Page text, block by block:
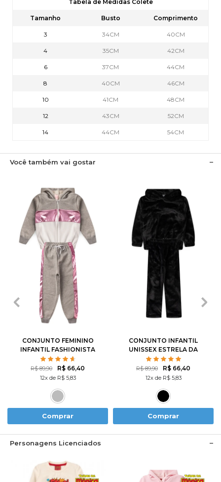
Tabela de Medidas Colete
Tamanho Busto Comprimento
3 34CM 40CM
4 35CM 42CM
6 37CM 44CM
8 40CM 46CM
10 41CM 48CM
12 43CM 52CM
14 44CM 54CM
Você também vai gostar
3 4 6
10 14
CONJUNTO FEMININO
INFANTIL FASHIONISTA
R$ 89,90 R$ 66,40
12x de R$ 5,83
Comprar
3 4 6
10 12
CONJUNTO INFANTIL
UNISSEX ESTRELA DA
NOITE
R$ 89,90 R$ 66,40
12x de R$ 5,83
Comprar
Personagens Licenciados